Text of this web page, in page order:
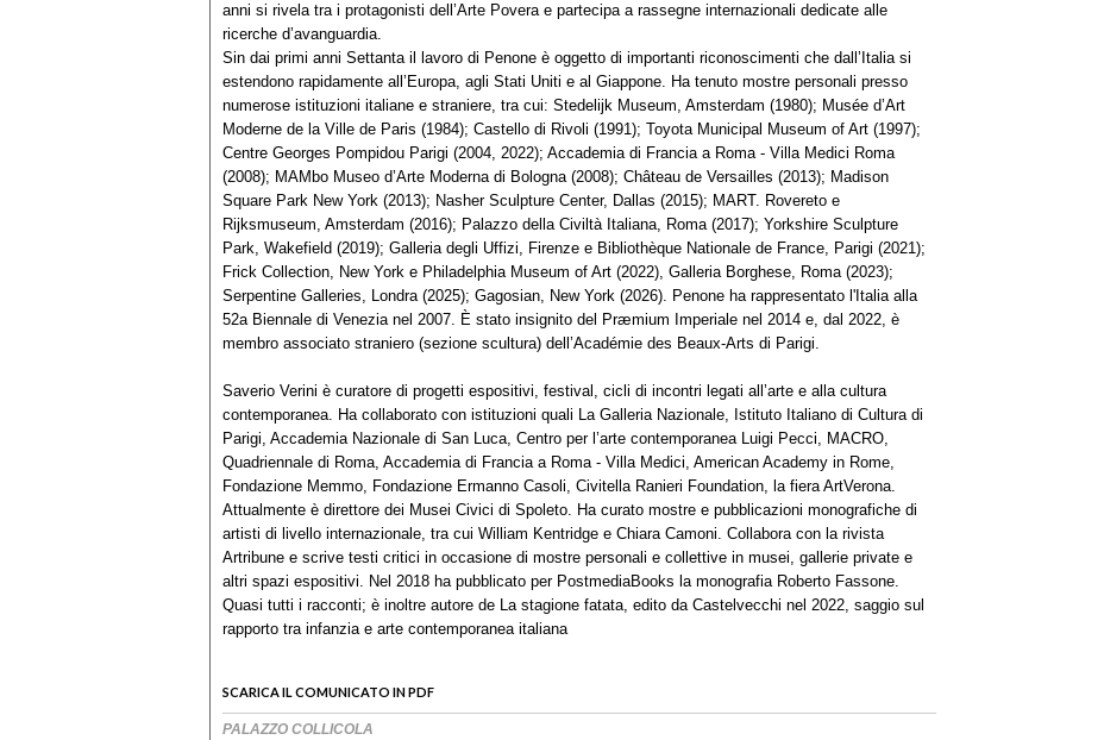
anni si rivela tra i protagonisti dell’Arte Povera e partecipa a rassegne internazionali dedicate alle
ricerche d’avanguardia.
Sin dai primi anni Settanta il lavoro di Penone è oggetto di importanti riconoscimenti che dall’Italia si
estendono rapidamente all’Europa, agli Stati Uniti e al Giappone. Ha tenuto mostre personali presso
numerose istituzioni italiane e straniere, tra cui: Stedelijk Museum, Amsterdam (1980); Musée d’Art
Moderne de la Ville de Paris (1984); Castello di Rivoli (1991); Toyota Municipal Museum of Art (1997);
Centre Georges Pompidou Parigi (2004, 2022); Accademia di Francia a Roma - Villa Medici Roma
(2008); MAMbo Museo d’Arte Moderna di Bologna (2008); Château de Versailles (2013); Madison
Square Park New York (2013); Nasher Sculpture Center, Dallas (2015); MART. Rovereto e
Rijksmuseum, Amsterdam (2016); Palazzo della Civiltà Italiana, Roma (2017); Yorkshire Sculpture
Park, Wakefield (2019); Galleria degli Uffizi, Firenze e Bibliothèque Nationale de France, Parigi (2021);
Frick Collection, New York e Philadelphia Museum of Art (2022), Galleria Borghese, Roma (2023);
Serpentine Galleries, Londra (2025); Gagosian, New York (2026). Penone ha rappresentato l'Italia alla
52a Biennale di Venezia nel 2007. È stato insignito del Præmium Imperiale nel 2014 e, dal 2022, è
membro associato straniero (sezione scultura) dell’Académie des Beaux-Arts di Parigi.
Saverio Verini è curatore di progetti espositivi, festival, cicli di incontri legati all’arte e alla cultura
contemporanea. Ha collaborato con istituzioni quali La Galleria Nazionale, Istituto Italiano di Cultura di
Parigi, Accademia Nazionale di San Luca, Centro per l’arte contemporanea Luigi Pecci, MACRO,
Quadriennale di Roma, Accademia di Francia a Roma - Villa Medici, American Academy in Rome,
Fondazione Memmo, Fondazione Ermanno Casoli, Civitella Ranieri Foundation, la fiera ArtVerona.
Attualmente è direttore dei Musei Civici di Spoleto. Ha curato mostre e pubblicazioni monografiche di
artisti di livello internazionale, tra cui William Kentridge e Chiara Camoni. Collabora con la rivista
Artribune e scrive testi critici in occasione di mostre personali e collettive in musei, gallerie private e
altri spazi espositivi. Nel 2018 ha pubblicato per PostmediaBooks la monografia Roberto Fassone.
Quasi tutti i racconti; è inoltre autore de La stagione fatata, edito da Castelvecchi nel 2022, saggio sul
rapporto tra infanzia e arte contemporanea italiana
SCARICA IL COMUNICATO IN PDF
PALAZZO COLLICOLA